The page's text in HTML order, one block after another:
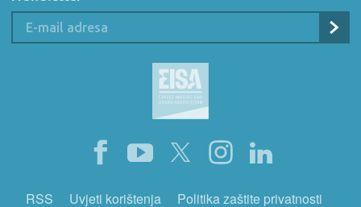
RSS Uvjeti korištenja Politika zaštite privatnosti